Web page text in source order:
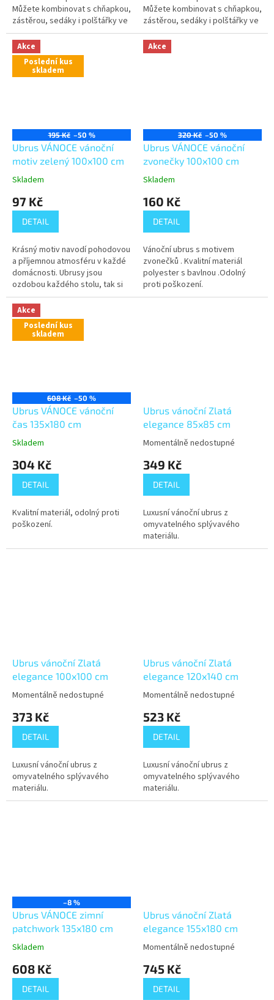
Můžete kombinovat s chňapkou,
zástěrou, sedáky i polštářky ve
stejném vzoru (podle aktuální
nabídky).
Můžete kombinovat s chňapkou,
zástěrou, sedáky i polštářky ve
stejném vzoru (podle aktuální
nabídky).
Akce
Poslední kus
skladem
195 Kč –50 %
Ubrus VÁNOCE vánoční
motiv zelený 100x100 cm
Skladem
97 Kč
DETAIL
Krásný motiv navodí pohodovou
a příjemnou atmosféru v každé
domácnosti. Ubrusy jsou
ozdobou každého stolu, tak si
ozdobte i ten svůj. Ubrusy
dodají šmrnc každé místnosti
a...
Akce
320 Kč –50 %
Ubrus VÁNOCE vánoční
zvonečky 100x100 cm
Skladem
160 Kč
DETAIL
Vánoční ubrus s motivem
zvonečků . Kvalitní materiál
polyester s bavlnou .Odolný
proti poškození.
Akce
Poslední kus
skladem
608 Kč –50 %
Ubrus VÁNOCE vánoční
čas 135x180 cm
Skladem
304 Kč
DETAIL
Kvalitní materiál, odolný proti
poškození.
Ubrus vánoční Zlatá
elegance 85x85 cm
Momentálně nedostupné
349 Kč
DETAIL
Luxusní vánoční ubrus z
omyvatelného splývavého
materiálu.
Ubrus vánoční Zlatá
elegance 100x100 cm
Momentálně nedostupné
373 Kč
DETAIL
Luxusní vánoční ubrus z
omyvatelného splývavého
materiálu.
Ubrus vánoční Zlatá
elegance 120x140 cm
Momentálně nedostupné
523 Kč
DETAIL
Luxusní vánoční ubrus z
omyvatelného splývavého
materiálu.
–8 %
Ubrus VÁNOCE zimní
patchwork 135x180 cm
Skladem
608 Kč
DETAIL
Ubrus vánoční Zlatá
elegance 155x180 cm
Momentálně nedostupné
745 Kč
DETAIL